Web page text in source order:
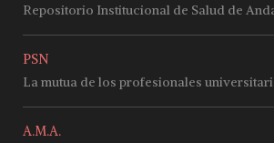
Repositorio Institucional de Salud de
PSN
La mutua de los profesionales
A.M.A.